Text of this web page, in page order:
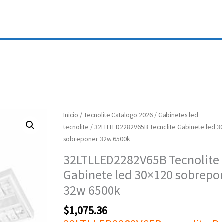
Inicio /Tecnolite Catalogo 2026/ Gabinetes led
tecnolite / 32LTLLED2282V65B Tecnolite Gabinete led
sobreponer 32w 6500k
32LTLLED2282V65B Tecnolite
Gabinete led 30×120
32w 6500k
$1,075.36
32LTLLED2282V65B
Tecnolite
Gabinete
30x120
sobreponer
32w
6500k
cantidad